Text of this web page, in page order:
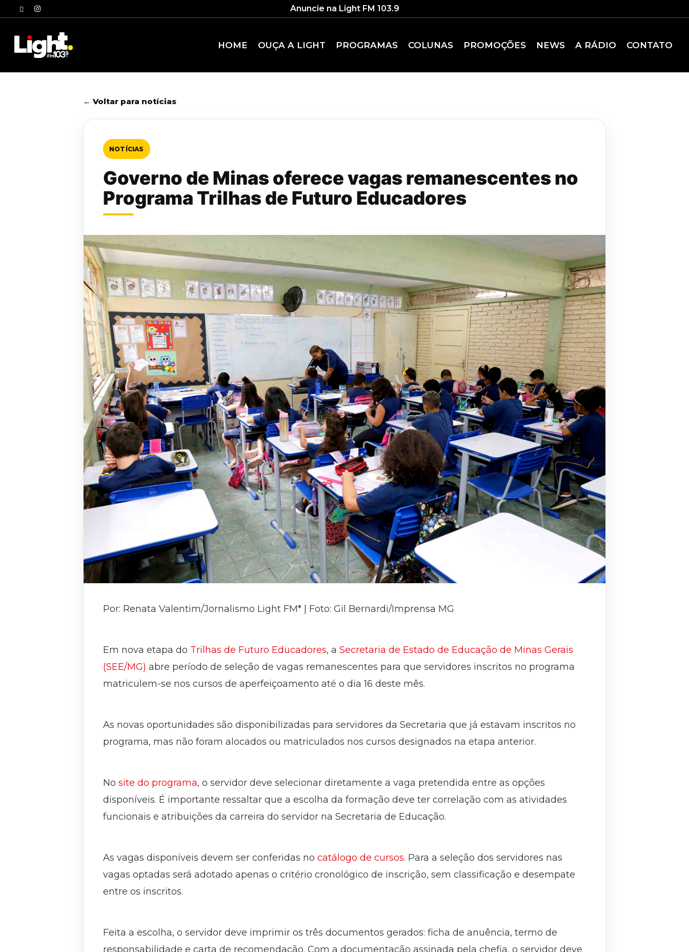
to
twitterinstagram Anuncie na Light FM 103.9
HOME OUÇA A LIGHT PROGRAMAS COLUNAS PROMOÇÕES NEWS A RÁDIO CONTATO
← Voltar para notícias
NOTÍCIAS
Governo de Minas oferece vagas remanescentes no
Programa Trilhas de Futuro Educadores
Por: Renata Valentim/Jornalismo Light FM* | Foto: Gil Bernardi/Imprensa MG
Em nova etapa do Trilhas de Futuro Educadores, a Secretaria de Estado de Educação de Minas Gerais
(SEE/MG) abre período de seleção de vagas remanescentes para que servidores inscritos no programa
matriculem-se nos cursos de aperfeiçoamento até o dia 16 deste mês.
As novas oportunidades são disponibilizadas para servidores da Secretaria que já estavam inscritos no
programa, mas não foram alocados ou matriculados nos cursos designados na etapa anterior.
No site do programa, o servidor deve selecionar diretamente a vaga pretendida entre as opções
disponíveis. É importante ressaltar que a escolha da formação deve ter correlação com as atividades
funcionais e atribuições da carreira do servidor na Secretaria de Educação.
As vagas disponíveis devem ser conferidas no catálogo de cursos. Para a seleção dos servidores nas
vagas optadas será adotado apenas o critério cronológico de inscrição, sem classificação e desempate
entre os inscritos.
Feita a escolha, o servidor deve imprimir os três documentos gerados: ficha de anuência, termo de
responsabilidade e carta de recomendação. Com a documentação assinada pela chefia, o servidor deve